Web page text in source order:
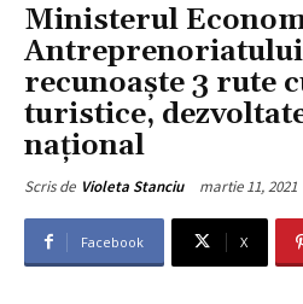
Ministerul
recunoaște 3 rute
turistice,
național
Scris de Violeta Stanciu martie 11, 2021
Facebook X